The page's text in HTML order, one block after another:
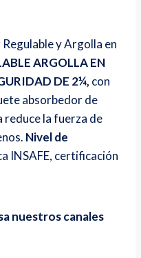
y Argolla en
ARGOLLA EN
DE 2¼, con
absorbedor de
reduce la fuerza de
Nivel de
INSAFE, certificación
nuestros canales